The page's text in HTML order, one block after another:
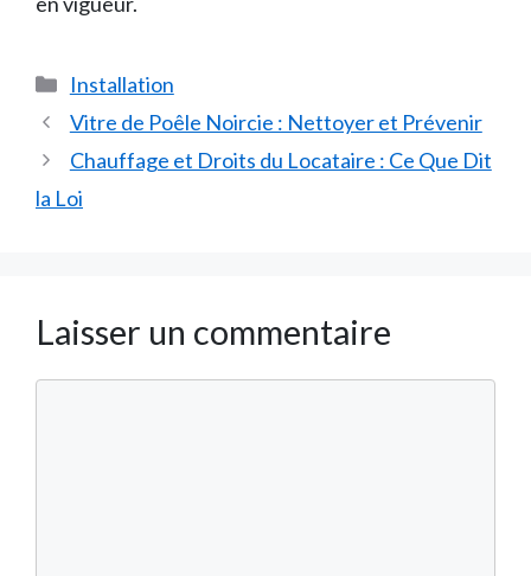
Catégories
Installation
Vitre de Poêle Noircie : Nettoyer et Prévenir
Chauffage et Droits du Locataire : Ce Que Dit
la Loi
Laisser un commentaire